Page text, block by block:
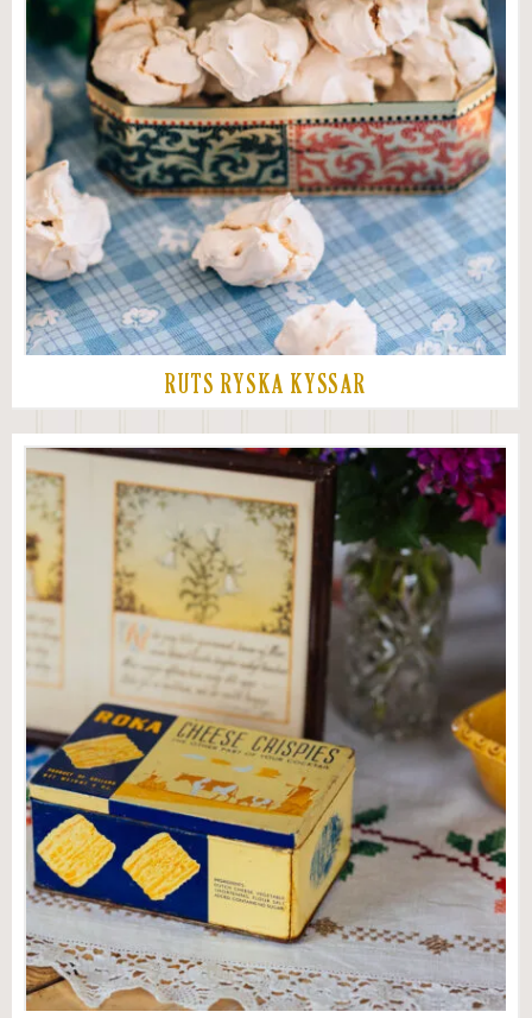
RUTS RYSKA KYSSAR